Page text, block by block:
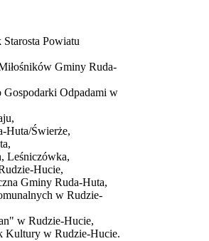
Powiatu
Gminy Ruda-
Gospodarki Odpadami w
Huta/Świerże,
Leśniczówka,
Hucie,
Gminy Ruda-Huta,
w Rudzie-
w Rudzie-Hucie,
Kultury w Rudzie-Hucie.